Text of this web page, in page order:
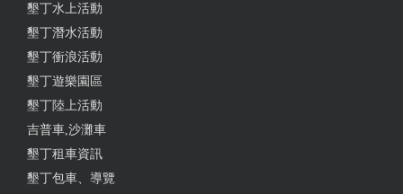
墾丁水上活動
墾丁潛水活動
墾丁衝浪活動
墾丁遊樂園區
墾丁陸上活動
吉普車,沙灘車
墾丁租車資訊
墾丁包車、導覽